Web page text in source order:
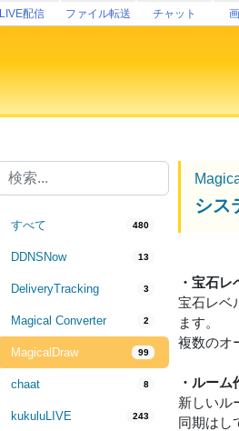
LIVE配信 ファイル転送 チャット
すべて 480
DDNSNow 13
DeliveryTracking 3
Magical Converter 2
MagicalDraw 99
chaat 8
kukuluLIVE 243
シス
・宝石
宝石レベ
ます。
複数のオ
・ルー
新しいル
同期はし